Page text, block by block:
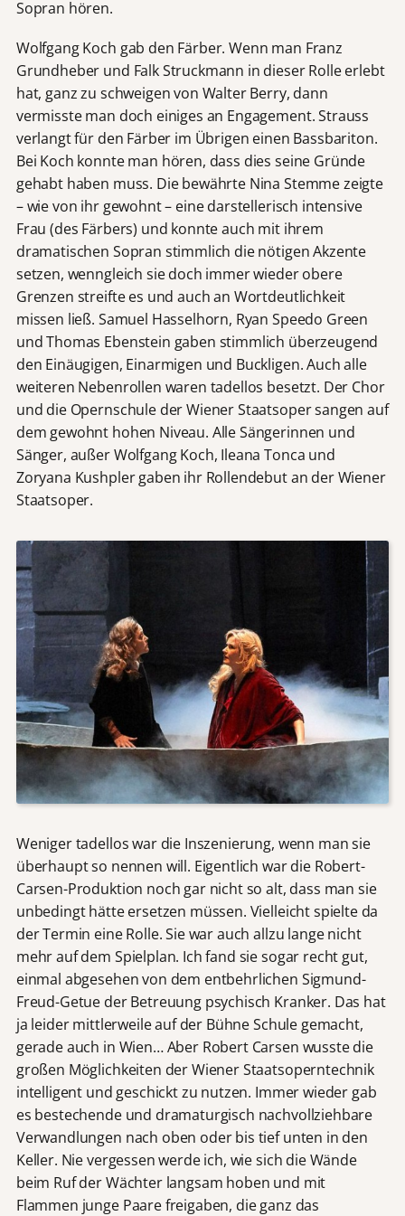
Sopran hören.
Wolfgang Koch gab den Färber. Wenn man Franz
Grundheber und Falk Struckmann in dieser Rolle erlebt
hat, ganz zu schweigen von Walter Berry, dann
vermisste man doch einiges an Engagement. Strauss
verlangt für den Färber im Übrigen einen Bassbariton.
Bei Koch konnte man hören, dass dies seine Gründe
gehabt haben muss. Die bewährte Nina Stemme zeigte
– wie von ihr gewohnt – eine darstellerisch intensive
Frau (des Färbers) und konnte auch mit ihrem
dramatischen Sopran stimmlich die nötigen Akzente
setzen, wenngleich sie doch immer wieder obere
Grenzen streifte es und auch an Wortdeutlichkeit
missen ließ. Samuel Hasselhorn, Ryan Speedo Green
und Thomas Ebenstein gaben stimmlich überzeugend
den Einäugigen, Einarmigen und Buckligen. Auch alle
weiteren Nebenrollen waren tadellos besetzt. Der Chor
und die Opernschule der Wiener Staatsoper sangen auf
dem gewohnt hohen Niveau. Alle Sängerinnen und
Sänger, außer Wolfgang Koch, Ileana Tonca und
Zoryana Kushpler gaben ihr Rollendebut an der Wiener
Staatsoper.
Weniger tadellos war die Inszenierung, wenn man sie
überhaupt so nennen will. Eigentlich war die Robert-
Carsen-Produktion noch gar nicht so alt, dass man sie
unbedingt hätte ersetzen müssen. Vielleicht spielte da
der Termin eine Rolle. Sie war auch allzu lange nicht
mehr auf dem Spielplan. Ich fand sie sogar recht gut,
einmal abgesehen von dem entbehrlichen Sigmund-
Freud-Getue der Betreuung psychisch Kranker. Das hat
ja leider mittlerweile auf der Bühne Schule gemacht,
gerade auch in Wien… Aber Robert Carsen wusste die
großen Möglichkeiten der Wiener Staatsoperntechnik
intelligent und geschickt zu nutzen. Immer wieder gab
es bestechende und dramaturgisch nachvollziehbare
Verwandlungen nach oben oder bis tief unten in den
Keller. Nie vergessen werde ich, wie sich die Wände
beim Ruf der Wächter langsam hoben und mit
Flammen junge Paare freigaben, die ganz das